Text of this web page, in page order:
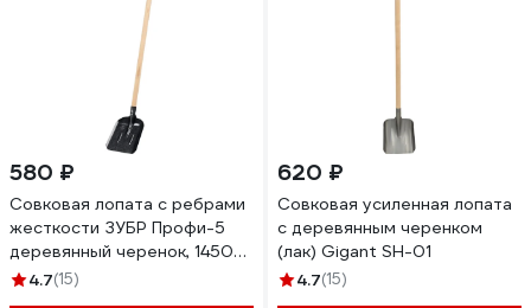
580 ₽
Совковая лопата с ребрами
жесткости ЗУБР Профи-5
деревянный черенок, 1450
мм 39457
4.7(15)
620 ₽
Совковая усиленная лопата
с деревянным черенком
(лак) Gigant SH-01
4.7(15)